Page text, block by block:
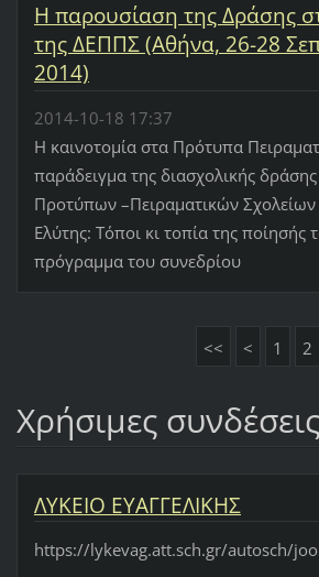
H παρουσίαση της Δράσης
της ΔΕΠΠΣ (Αθήνα, 26-28
2014)
2014-10-18 17:37
Η καινοτομία στα Πρότυπα
παράδειγμα της διασχολικής
Προτύπων –Πειραματικών
Ελύτης: Τόποι κι τοπία της
πρόγραμμα του συνεδρίου
<< < 1 2
Χρήσιμες συνδέσεις
ΛΥΚΕΙΟ ΕΥΑΓΓΕΛΙΚΗΣ
https://lykevag.att.sch.gr/autosch/